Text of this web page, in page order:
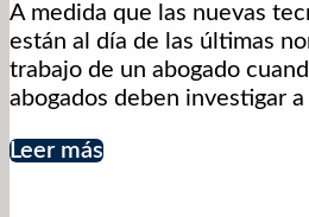
A medida que las nuevas
están al día de las últimas
trabajo de un abogado
abogados deben investigar
Leer más